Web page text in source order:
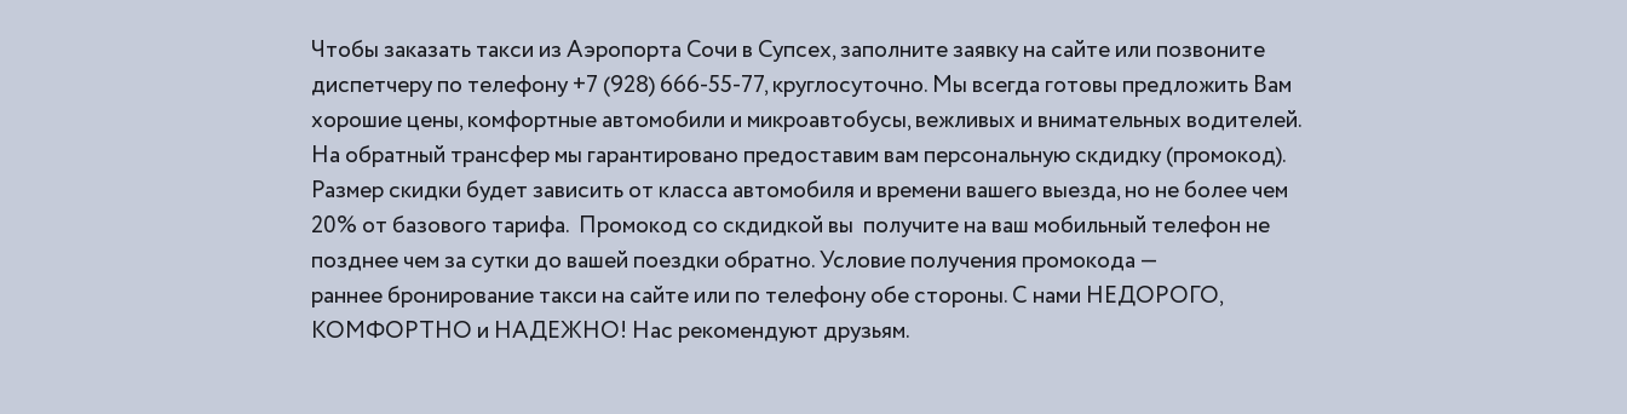
Чтобы заказать такси из Аэропорта Сочи в Супсех, заполните заявку на сайте или позвоните
диспетчеру по телефону +7 (928) 666-55-77, круглосуточно. Мы всегда готовы предложить Вам
хорошие цены, комфортные автомобили и микроавтобусы, вежливых и внимательных водителей.
На обратный трансфер мы гарантировано предоставим вам персональную скдидку (промокод).
Размер скидки будет зависить от класса автомобиля и времени вашего выезда, но не более чем
20% от базового тарифа. Промокод со скдидкой вы получите на ваш мобильный телефон не
позднее чем за сутки до вашей поездки обратно. Условие получения промокода —
раннее бронирование такси на сайте или по телефону обе стороны. С нами НЕДОРОГО,
КОМФОРТНО и НАДЕЖНО! Нас рекомендуют друзьям.